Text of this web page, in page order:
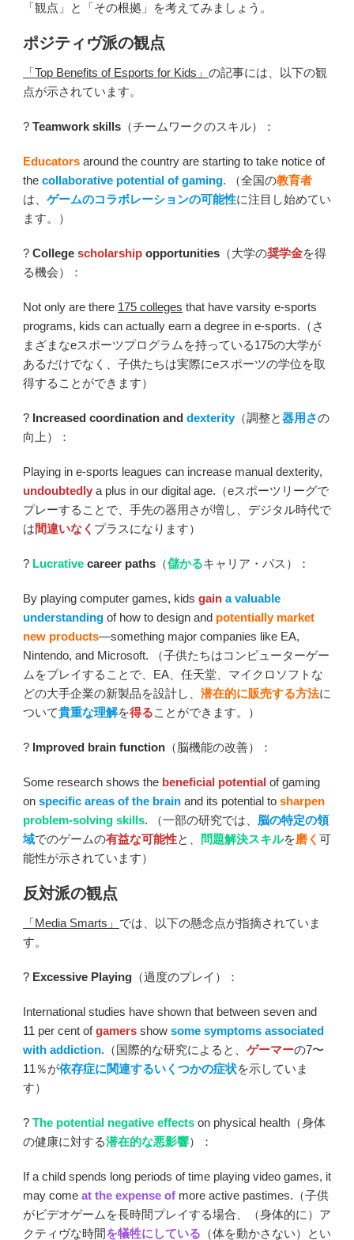
「観点」と「その根拠」を考えてみましょう。
ポジティヴ派の観点
「Top Benefits of Esports for Kids」 の記事には、以下の観
点が示されています。
? Teamwork skills （チームワークのスキル）：
Educators around the country are starting to take notice of
the collaborative potential of gaming. （全国の教育者
は、 ゲームのコラボレーションの可能性に注目し始めてい
ます。）
? College scholarship opportunities （大学の奨学金を得
る機会）：
Not only are there 175 colleges that have varsity e-sports
programs, kids can actually earn a degree in e-sports.（さ
まざまなeスポーツプログラムを持っている175の大学が
あるだけでなく、子供たちは実際にeスポーツの学位を取
得することができます）
? Increased coordination and dexterity（調整と器用さの
向上）：
Playing in e-sports leagues can increase manual dexterity,
undoubtedly a plus in our digital age.（eスポーツリーグで
プレーすることで、手先の器用さが増し、デジタル時代で
は間違いなく プラスになります）
? Lucrative career paths （儲かるキャリア・パス）：
By playing computer games, kids gain a valuable
understanding of how to design and potentially market
new products—something major companies like EA,
Nintendo, and Microsoft. （子供たちはコンピューターゲー
ムをプレイすることで、EA、任天堂、マイクロソフトな
どの大手企業の新製品を設計し、 潜在的に販売する方法に
ついて貴重な理解を得ることができます。）
? Improved brain function （脳機能の改善）：
Some research shows the beneficial potential of gaming
on specific areas of the brain and its potential to sharpen
problem-solving skills. （一部の研究では、 脳の特定の領
域でのゲームの有益な可能性と、 問題解決スキルを磨く 可
能性が示されています）
反対派の観点
「Media Smarts」 では、以下の懸念点が指摘されていま
す。
? Excessive Playing （過度のプレイ）：
International studies have shown that between seven and
11 per cent ofgamers show some symptoms associated
with addiction.（国際的な研究によると、 ゲーマーの7〜
11％が依存症に関連するいくつかの症状を示していま
す）
? The potential negative effects on physical health（身体
の健康に対する潜在的な悪影響）：
If a child spends long periods of time playing video games, it
may come at the expense of more active pastimes.（子供
がビデオゲームを長時間プレイする場合、（身体的に）ア
クティヴな時間を犠牲にしている （体を動かさない）とい